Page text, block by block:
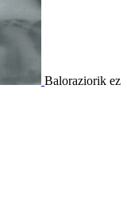
Baloraziorik ez